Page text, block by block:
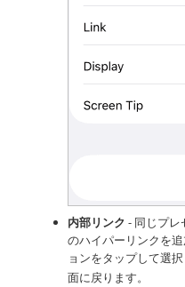
内部リンク - 同じプレ
のハイパーリンクを
ョンをタップして選
面に戻ります。